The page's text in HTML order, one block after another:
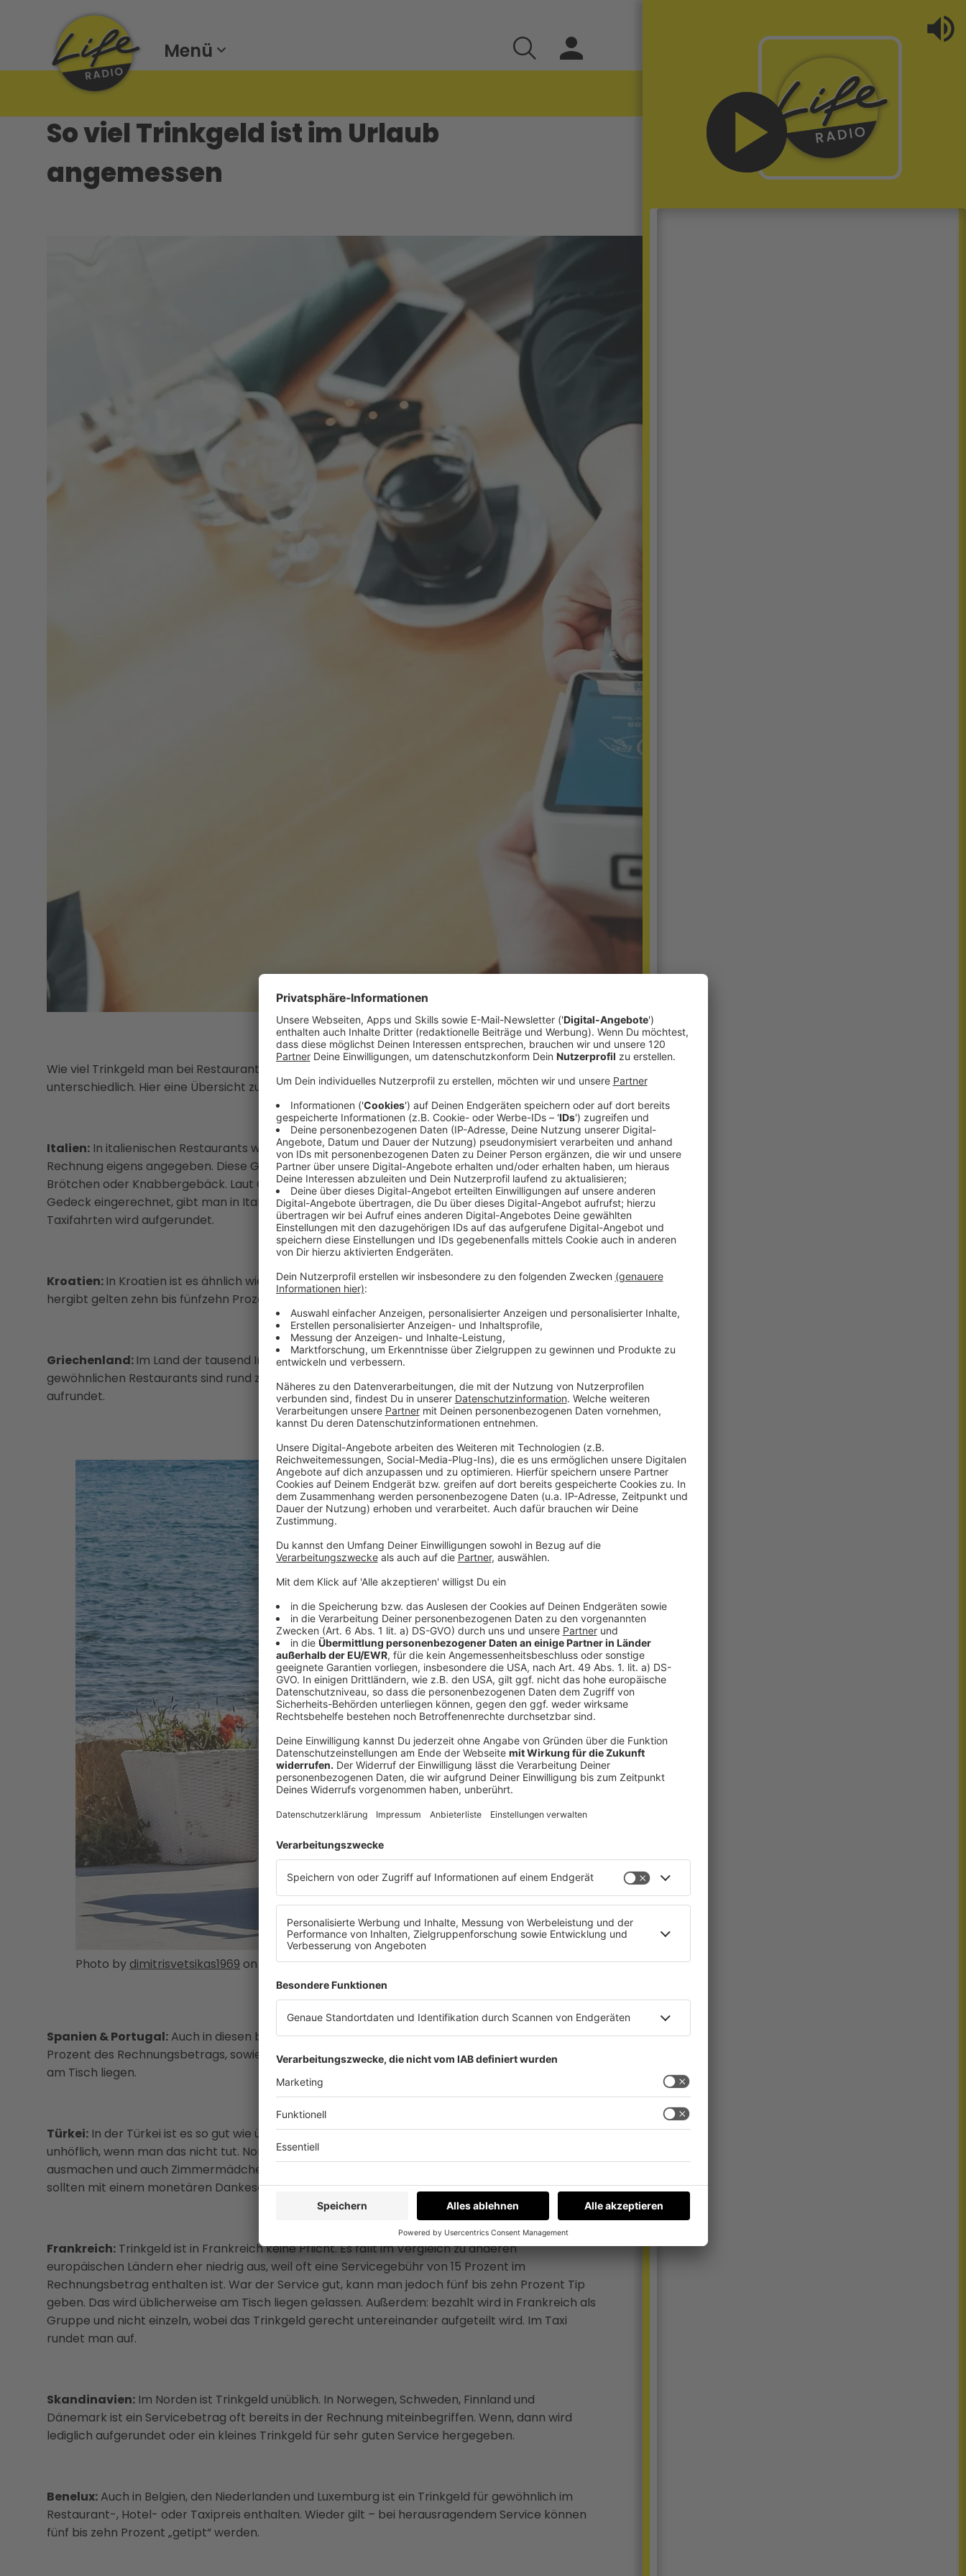
Menü
So viel Trinkgeld ist im Urlaub
angemessen
Wie viel Trinkgeld man bei Restaurantbesuchen im Ausland hergibt ist von Land zu Land
unterschiedlich. Hier eine Übersicht zu den Trinkgeld-Gewohnheiten in beliebten Urlaubsländern:
Italien: In italienischen Restaurants wird oft das Gedeck, das sich „Coperto“ nennt, auf der
Rechnung eigens angegeben. Diese Gebühr beinhaltet das Eindecken vom Tisch und kleine
Brötchen oder Knabbergebäck. Laut ÖAMTC ist Trinkgeld daher keine Pflicht. Aber: wird kein
Gedeck eingerechnet, gibt man in Italien für gewöhnlich fünf bis zehn Prozent Trinkgeld. Bei
Taxifahrten wird aufgerundet.
Kroatien:In Kroatien ist es ähnlich wie in Italien. Hier ist Trinkgeld freiwillig. Wenn man etwas
hergibt gelten zehn bis fünfzehn Prozent als angemessen. Bei Taxifahrten rundet man auf.
Griechenland:Im Land der tausend Inseln kommt es ganz auf die Art des Restaurants an. In
gewöhnlichen Restaurants sind rund zehn Prozent üblich, während man in Tavernen maximal
aufrundet.
Photo by dimitrisvetsikas1969 on Pixabay
Spanien & Portugal: Auch in diesen beiden Ländern bewährt sich ein Trinkgeld von fünf bis zehn
Prozent des Rechnungsbetrags, sowie das Aufrunden bei Taxifahrten. Den Tip lässt man meistens
am Tisch liegen.
Türkei: In der Türkei ist es so gut wie überall erwünscht, Trinkgeld zu geben – es gilt sogar als
unhöflich, wenn man das nicht tut. Normalerweise sollte das zehn Prozent des Betrags
ausmachen und auch Zimmermädchen, Kofferträger und der Transfer vom Flughafen zum Hotel
sollten mit einem monetären Dankeschön entlohnt werden.
Frankreich: Trinkgeld ist in Frankreich keine Pflicht. Es fällt im Vergleich zu anderen
europäischen Ländern eher niedrig aus, weil oft eine Servicegebühr von 15 Prozent im
Rechnungsbetrag enthalten ist. War der Service gut, kann man jedoch fünf bis zehn Prozent Tip
geben. Das wird üblicherweise am Tisch liegen gelassen. Außerdem: bezahlt wird in Frankreich als
Gruppe und nicht einzeln, wobei das Trinkgeld gerecht untereinander aufgeteilt wird. Im Taxi
rundet man auf.
Skandinavien: Im Norden ist Trinkgeld unüblich. In Norwegen, Schweden, Finnland und
Dänemark ist ein Servicebetrag oft bereits in der Rechnung miteinbegriffen. Wenn, dann wird
lediglich aufgerundet oder ein kleines Trinkgeld für sehr guten Service hergegeben.
Benelux: Auch in Belgien, den Niederlanden und Luxemburg ist ein Trinkgeld für gewöhnlich im
Restaurant-, Hotel- oder Taxipreis enthalten. Wieder gilt – bei herausragendem Service können
fünf bis zehn Prozent „getipt“ werden.